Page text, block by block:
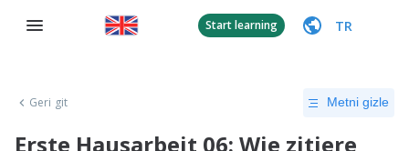
Start learning TR
Geri git Metni gizle
Erste Hausarbeit 06: Wie zitiere